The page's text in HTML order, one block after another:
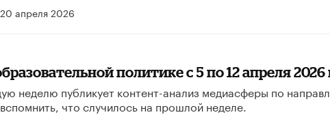
20 апреля 2026
политике с 5 по 12 апреля 2026
неделю публикует контент-анализ медиасферы по
что случилось на прошлой неделе.